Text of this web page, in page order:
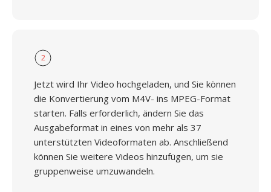
2
Jetzt wird Ihr Video hochgeladen, und Sie können
die Konvertierung vom M4V- ins MPEG-Format
starten. Falls erforderlich, ändern Sie das
Ausgabeformat in eines von mehr als 37
unterstützten Videoformaten ab. Anschließend
können Sie weitere Videos hinzufügen, um sie
gruppenweise umzuwandeln.